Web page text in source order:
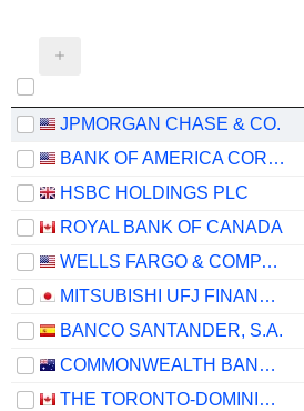
JPMORGAN CHASE & CO.
BANK OF AMERICA CORPORATION
HSBC HOLDINGS PLC
ROYAL BANK OF CANADA
WELLS FARGO & COMPANY
MITSUBISHI UFJ FINANCIAL GROUP, INC.
BANCO SANTANDER, S.A.
COMMONWEALTH BANK OF AUSTRALIA
THE TORONTO-DOMINION BANK